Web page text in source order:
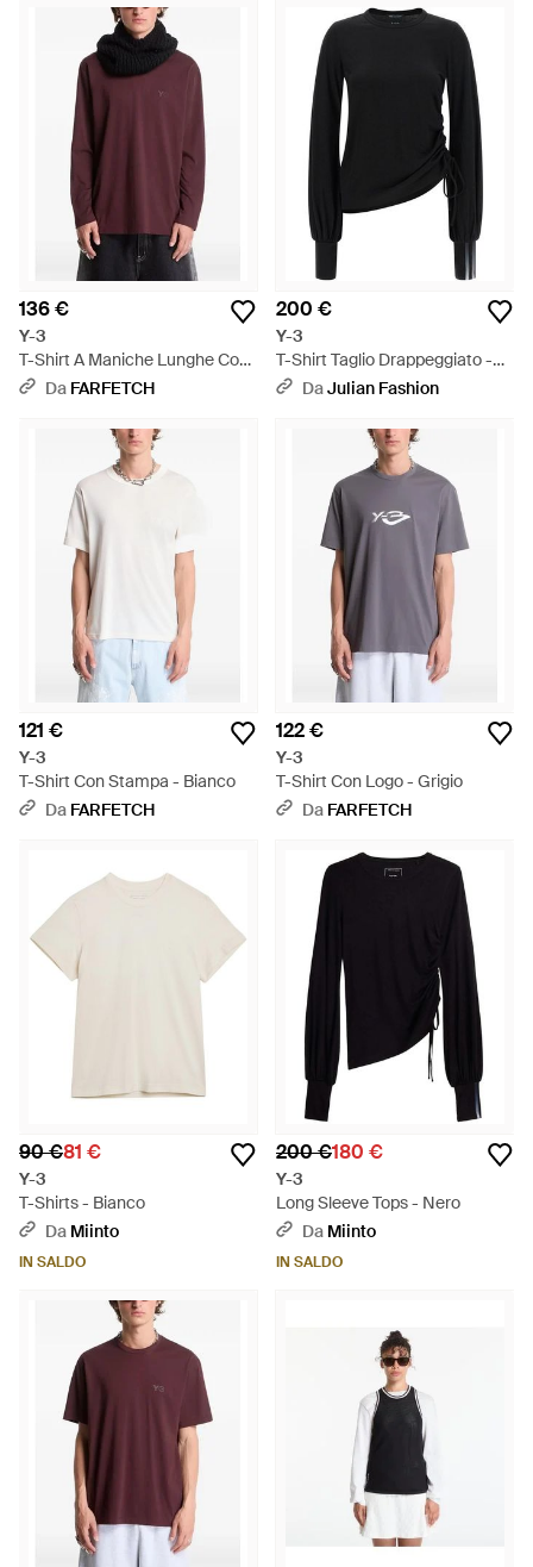
136 €
Y-3
T-Shirt A Maniche Lunghe Con
Logo - Viola
Da FARFETCH
200 €
Y-3
T-Shirt Taglio Drappeggiato -
NeroDaJulian Fashion
121 €
Y-3
T-Shirt Con Stampa - Bianco
Da FARFETCH
122 €
Y-3
T-Shirt Con Logo - Grigio
Da FARFETCH
90 €81 €
Y-3
T-Shirts - Bianco
Da Miinto
IN SALDO
200 €180 €
Y-3
Long Sleeve Tops - Nero
Da Miinto
IN SALDO